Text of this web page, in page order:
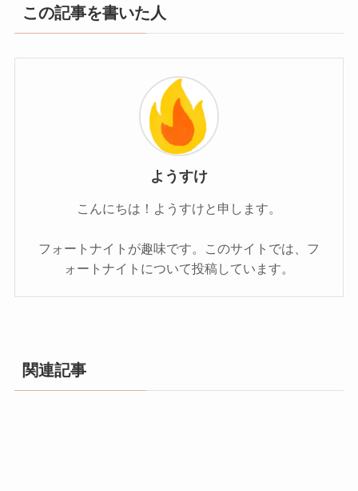
この記事を書いた人
ようすけ
こんにちは！ようすけと申します。
フォートナイトが趣味です。このサイトでは、フ
ォートナイトについて投稿しています。
関連記事